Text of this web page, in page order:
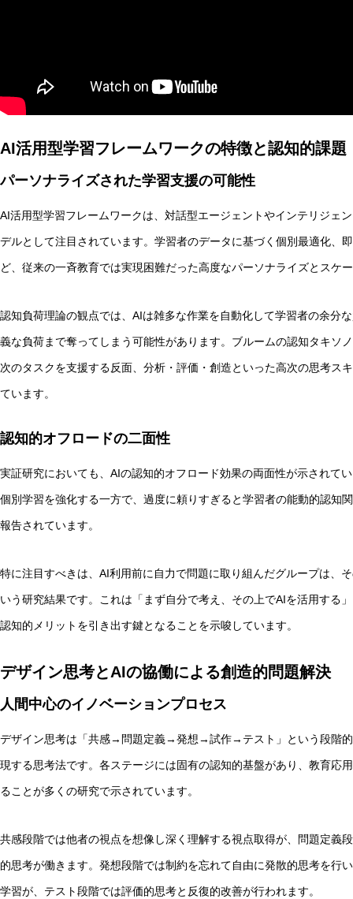
AI研究
AI活用型学習フレームワークの特徴と認知的課題
パーソナライズされた学習支援の可能性
AI活用型学習フレームワークは、対話型エージェントやインテリジェ
デルとして注目されています。学習者のデータに基づく個別最適化、
ど、従来の一斉教育では実現困難だった高度なパーソナライズとスケ
認知負荷理論の観点では、AIは雑多な作業を自動化して学習者の余分
義な負荷まで奪ってしまう可能性があります。ブルームの認知タキソ
次のタスクを支援する反面、分析・評価・創造といった高次の思考ス
ています。
認知的オフロードの二面性
実証研究においても、AIの認知的オフロード効果の両面性が示されて
個別学習を強化する一方で、過度に頼りすぎると学習者の能動的認知
報告されています。
特に注目すべきは、AI利用前に自力で問題に取り組んだグループは、
いう研究結果です。これは「まず自分で考え、その上でAIを活用する
認知的メリットを引き出す鍵となることを示唆しています。
デザイン思考とAIの協働による創造的問題解決
人間中心のイノベーションプロセス
デザイン思考は「共感→問題定義→発想→試作→テスト」という段階的
現する思考法です。各ステージには固有の認知的基盤があり、教育応
ることが多くの研究で示されています。
共感段階では他者の視点を想像し深く理解する視点取得が、問題定義
的思考が働きます。発想段階では制約を忘れて自由に発散的思考を行
学習が、テスト段階では評価的思考と反復的改善が行われます。